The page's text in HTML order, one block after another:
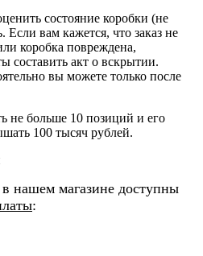
состояние коробки (не
Если вам кажется, что заказ не
коробка повреждена,
составить акт о вскрытии.
вы можете только после
не больше 10 позиций и его
100 тысяч рублей.
нашем магазине доступны
: